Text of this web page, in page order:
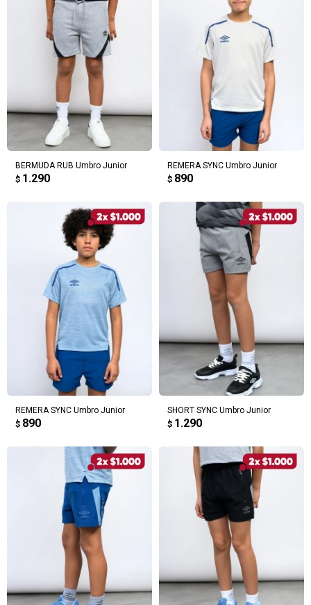
BERMUDA RUB Umbro Junior
$ 1.290
REMERA SYNC Umbro Junior
$ 890
REMERA SYNC Umbro Junior
$ 890
SHORT SYNC Umbro Junior
$ 1.290